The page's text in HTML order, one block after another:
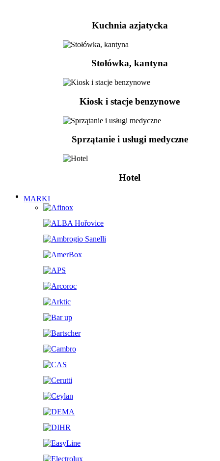
Kuchnia azjatycka
Stołówka, kantyna
Kiosk i stacje benzynowe
Sprzątanie i usługi medyczne
Hotel
MARKI